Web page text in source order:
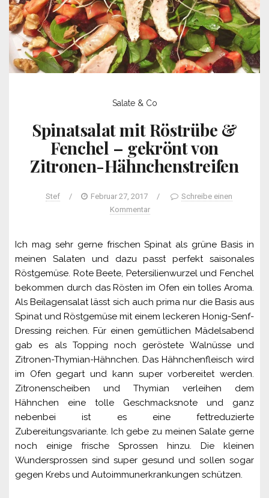
Salate & Co
Spinatsalat mit Röstrübe &
Fenchel – gekrönt von
Zitronen-Hähnchenstreifen
Stef / Februar 27, 2017 /
Schreibe einen
Kommentar
Ich mag sehr gerne frischen Spinat als grüne Basis in
meinen Salaten und dazu passt perfekt saisonales
Röstgemüse. Rote Beete, Petersilienwurzel und Fenchel
bekommen durch das Rösten im Ofen ein tolles Aroma.
Als Beilagensalat lässt sich auch prima nur die Basis aus
Spinat und Röstgemüse mit einem leckeren Honig-Senf-
Dressing reichen. Für einen gemütlichen Mädelsabend
gab es als Topping noch geröstete Walnüsse und
Zitronen-Thymian-Hähnchen. Das Hähnchenfleisch wird
im Ofen gegart und kann super vorbereitet werden.
Zitronenscheiben und Thymian verleihen dem
Hähnchen eine tolle Geschmacksnote und ganz
nebenbei ist es eine fettreduzierte
Zubereitungsvariante. Ich gebe zu meinen Salate gerne
noch einige frische Sprossen hinzu. Die kleinen
Wundersprossen sind super gesund und sollen sogar
gegen Krebs und Autoimmunerkrankungen schützen.